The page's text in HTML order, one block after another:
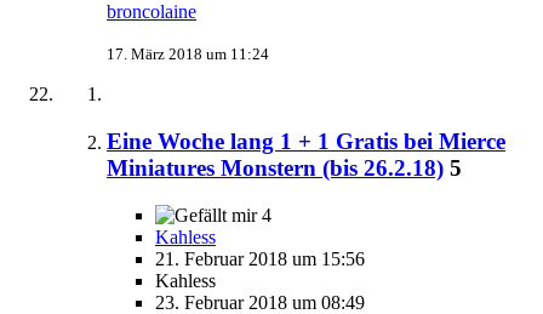
broncolaine
17. März 2018 um 11:24
Eine Woche lang 1 + 1 Gratis bei Mierce
Miniatures Monstern (bis 26.2.18) 5
4
Kahless
21. Februar 2018 um 15:56
Kahless
23. Februar 2018 um 08:49